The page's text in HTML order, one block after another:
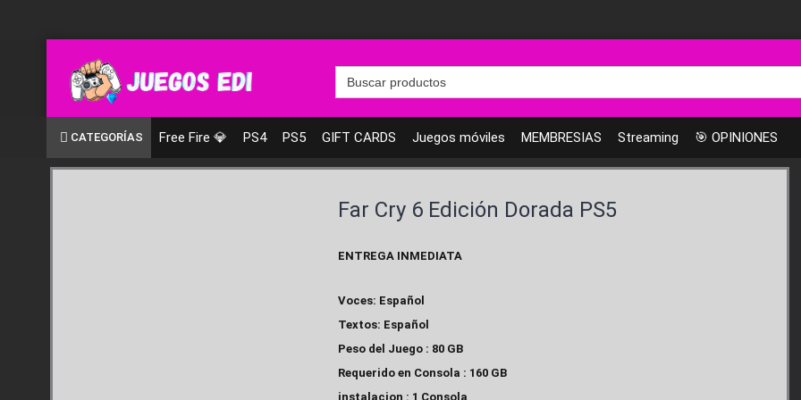
Search
for:
CATEGORÍAS Free Fire 💎 PS4 PS5 GIFT CARDS Juegos móviles MEMBRESIAS Streaming 🎯 OPINIONES
Far Cry 6 Edición Dorada PS5
ENTREGA INMEDIATA
Voces: Español
Textos: Español
Peso del Juego : 80 GB
Requerido en Consola : 160 GB
instalacion : 1 Consola